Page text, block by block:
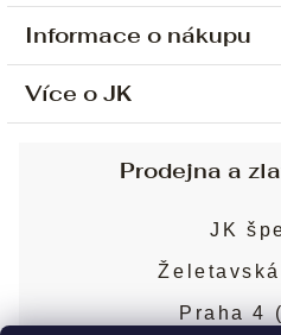
Informace o nákupu
Ochrana osobních
Sjednání osobní
Obchodní podmínky
Puncovní značky
Více o JK
Blog
Prodejna a
JK
Praha 4 (